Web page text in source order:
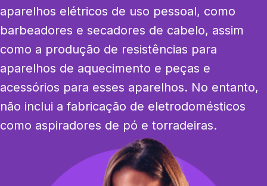
aparelhos elétricos de uso pessoal, como
barbeadores e secadores de cabelo, assim
como a produção de resistências para
aparelhos de aquecimento e peças e
acessórios para esses aparelhos. No entanto,
não inclui a fabricação de eletrodomésticos
como aspiradores de pó e torradeiras.